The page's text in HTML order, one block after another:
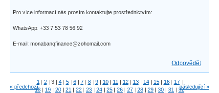
Pro více informací nás prosím kontaktujte prostřednictvím:
WhatsApp: +33 7 53 78 56 92
E-mail: monabanqfinance@zohomail.com
Odpovědět
« předchozí
1 | 2 | 3 | 4 | 5 | 6 | 7 | 8 | 9 | 10 | 11 | 12 | 13 | 14 | 15 | 16 | 17 |
18 | 19 | 20 | 21 | 22 | 23 | 24 | 25 | 26 | 27 | 28 | 29 | 30 | 31 | 32
následující »